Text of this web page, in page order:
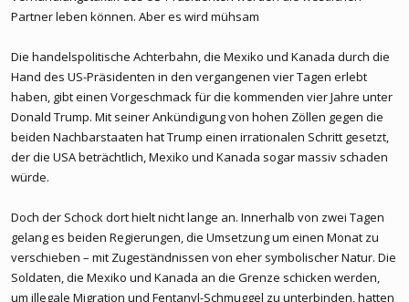
Partner leben können. Aber es wird mühsam
Die handelspolitische Achterbahn, die Mexiko und Kanada durch die
Hand des US-Präsidenten in den vergangenen vier Tagen erlebt
haben, gibt einen Vorgeschmack für die kommenden vier Jahre unter
Donald Trump. Mit seiner Ankündigung von hohen Zöllen gegen die
beiden Nachbarstaaten hat Trump einen irrationalen Schritt gesetzt,
der die USA beträchtlich, Mexiko und Kanada sogar massiv schaden
würde.
Doch der Schock dort hielt nicht lange an. Innerhalb von zwei Tagen
gelang es beiden Regierungen, die Umsetzung um einen Monat zu
verschieben – mit Zugeständnissen von eher symbolischer Natur. Die
Soldaten, die Mexiko und Kanada an die Grenze schicken werden,
um illegale Migration und Fentanyl-Schmuggel zu unterbinden, hatten